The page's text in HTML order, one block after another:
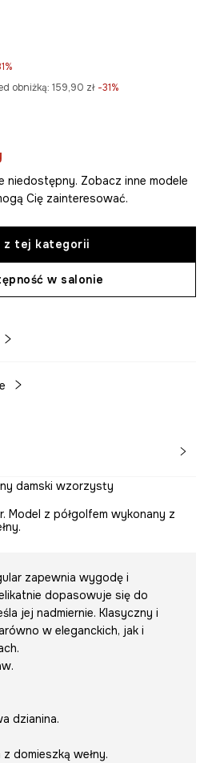
obniżką: 159,90 zł -31%
niedostępny. Zobacz inne modele
Cię zainteresować.
z tej kategorii
w salonie
damski wzorzysty
Model z półgolfem wykonany z
zapewnia wygodę i
dopasowuje się do
jej nadmiernie. Klasyczny i
w eleganckich, jak i
dzianina.
domieszką wełny.